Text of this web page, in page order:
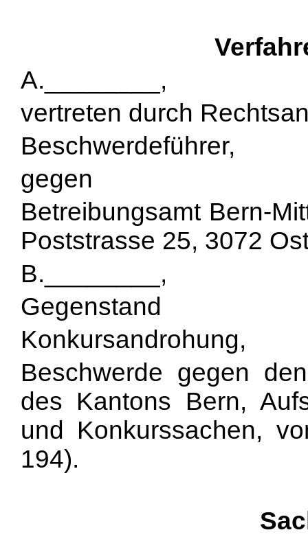
A.________,
vertreten durch
Beschwerdeführer,
gegen
Betreibungsamt Bern-
Poststrasse 25, 3072
B.________,
Gegenstand
Konkursandrohung,
Beschwerde gegen
des Kantons Bern,
und Konkurssachen,
194).